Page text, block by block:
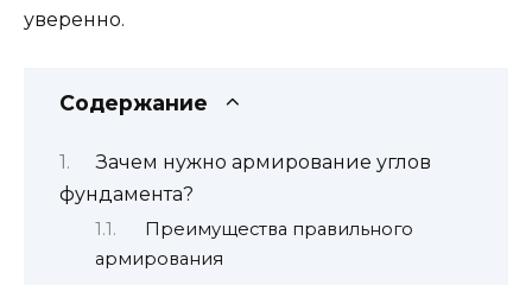
уверенно.
Содержание
Зачем нужно армирование углов
фундамента?
Преимущества правильного
армирования